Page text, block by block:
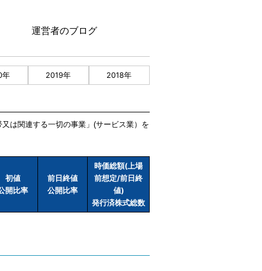
運営者のブログ
年 2019年 2018年
は関連する一切の事業」(サービス業）を
初値
開比率
前日終値
公開比率
時価総額(上場
前想定/前日終
値)
発行済株式総数